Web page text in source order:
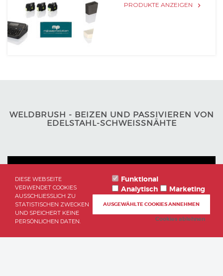
PRODUKTE ANZEIGEN keyboard_arrow_right
WELDBRUSH - BEIZEN UND PASSIVIEREN VON
EDELSTAHL-SCHWEISSNÄHTE
DIESE WEBSEITE
VERWENDET COOKIES
AUSSCHLIESSLICH ZU S
TATISTISCHEN ZWECKEN U
ND SPEICHERT KEINE P
ERSÖNLICHEN DATEN.
Funktional
Analytisch
Marketing
AUSGEWÄHLTE COOKIES ANNEHMEN
Cookies ablehnen